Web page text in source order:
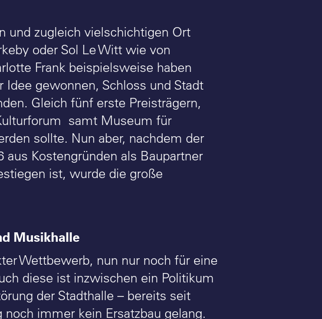
und zugleich vielschichtigen Ort
oder Sol Le Witt wie von
Frank beispielsweise haben
gewonnen, Schloss und Stadt
Gleich fünf erste Preisträgern,
samt Museum für
sollte. Nun aber, nachdem der
aus Kostengründen als Baupartner
ist, wurde die große
Musikhalle
Wettbewerb, nun nur noch für eine
diese ist inzwischen ein Politikum
der Stadthalle – bereits seit
immer kein Ersatzbau gelang.